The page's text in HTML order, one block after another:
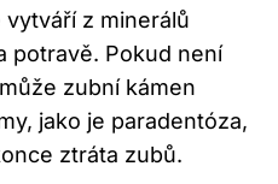
z minerálů
potravě. Pokud není
zubní kámen
jako je paradentóza,
ztráta zubů.